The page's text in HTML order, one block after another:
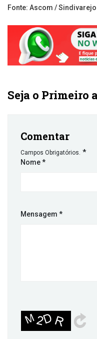
Fonte: Ascom / Sindivarejo
Seja o Primeiro
Comentar
Campos Obrigatórios. *
Nome*
Mensagem *